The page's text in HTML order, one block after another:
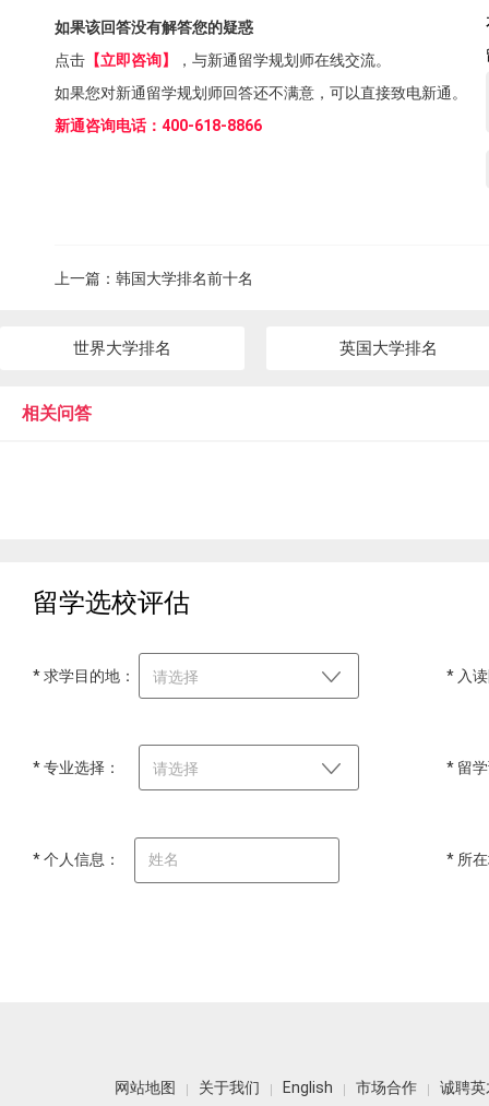
如果该回答没有解答您的疑惑
点击 【立即咨询】
，与新通留学规划师在线交流。
如果您对新通留学规划师回答还不满意，可以直接致电新通。
新通咨询电话：400-618-8866
上一篇： 韩国大学排名前十名
世界大学排名 英国大学排名
相关问答
留学选校评估
* 求学目的地： 请选择 * 入
* 专业选择： 请选择 * 留
* 个人信息： * 所
网站地图 关于我们 English 市场合作
诚聘英